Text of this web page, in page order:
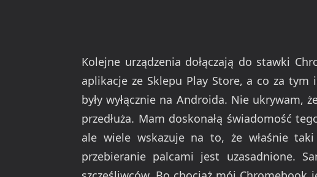
Kolejne urządzenia dołączają do stawki
aplikacje ze Sklepu Play Store, a co za
były wyłącznie na Androida. Nie ukrywam,
przedłuża. Mam doskonałą świadomość
ale wiele wskazuje na to, że właśnie
przebieranie palcami jest uzasadnione.